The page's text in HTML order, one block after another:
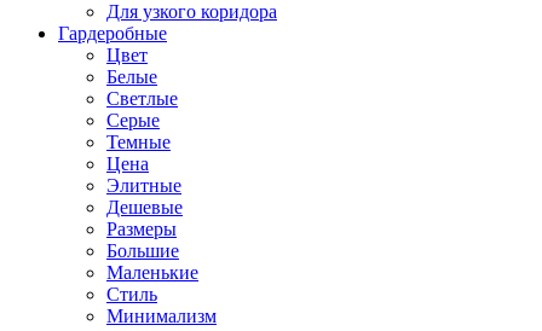
Для узкого коридора
Гардеробные
Цвет
Белые
Светлые
Серые
Темные
Цена
Элитные
Дешевые
Размеры
Большие
Маленькие
Стиль
Минимализм